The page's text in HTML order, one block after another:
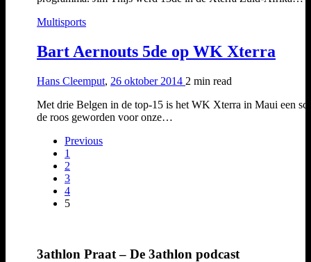
Multisports
Bart Aernouts 5de op WK Xterra
Hans Cleemput, 26 oktober 2014 2 min read
Met drie Belgen in de top-15 is het WK Xterra in Maui een
de roos geworden voor onze…
Previous
1
2
3
4
5
3athlon Praat – De 3athlon podcast